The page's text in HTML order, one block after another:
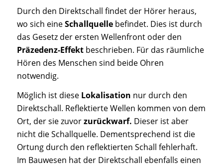
Durch den Direktschall findet der Hörer heraus,
wo sich eineSchallquellebefindet. Dies ist durch
das Gesetz der ersten Wellenfront oder den
Präzedenz-Effektbeschrieben. Für das räumliche
Hören des Menschen sind beide Ohren
notwendig.
Möglich ist diese Lokalisation nur durch den
Direktschall. Reflektierte Wellen kommen von dem
Ort, der sie zuvorzurückwarf. Dieser ist aber
nicht die Schallquelle. Dementsprechend ist die
Ortung durch den reflektierten Schall fehlerhaft.
Im Bauwesen hat der Direktschall ebenfalls einen